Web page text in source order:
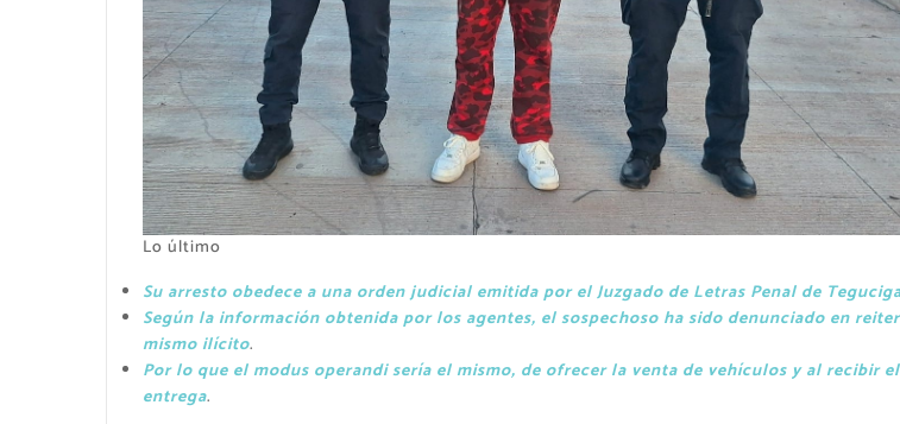
Lo último
Su arresto obedece a una orden judicial emitida por el Juzgado de Letras Penal de
Según la información obtenida por los agentes, el sospechoso ha sido denunciado en
mismo ilícito.
Por lo que el modus operandi sería el mismo, de ofrecer la venta de vehículos y al recibir
entrega.